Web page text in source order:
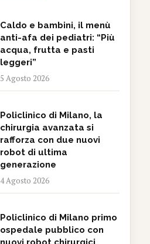
Caldo e bambini, il menù
anti-afa dei pediatri: “Più
acqua, frutta e pasti
leggeri”
5 Agosto 2026
Policlinico di Milano, la
chirurgia avanzata si
rafforza con due nuovi
robot di ultima
generazione
4 Agosto 2026
Policlinico di Milano primo
ospedale pubblico con